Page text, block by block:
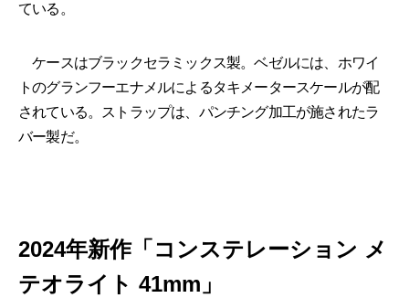
ている。
ケースはブラックセラミックス製。ベゼルには、ホワイ
トのグランフーエナメルによるタキメータースケールが配
されている。ストラップは、パンチング加工が施されたラ
バー製だ。
2024年新作「コンステレーション メ
テオライト 41mm」